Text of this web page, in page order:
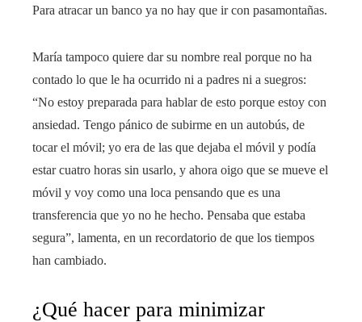
Para atracar un banco ya no hay que ir con pasamontañas.
María tampoco quiere dar su nombre real porque no ha
contado lo que le ha ocurrido ni a padres ni a suegros:
“No estoy preparada para hablar de esto porque estoy con
ansiedad. Tengo pánico de subirme en un autobús, de
tocar el móvil; yo era de las que dejaba el móvil y podía
estar cuatro horas sin usarlo, y ahora oigo que se mueve el
móvil y voy como una loca pensando que es una
transferencia que yo no he hecho. Pensaba que estaba
segura”, lamenta, en un recordatorio de que los tiempos
han cambiado.
¿Qué hacer para minimizar